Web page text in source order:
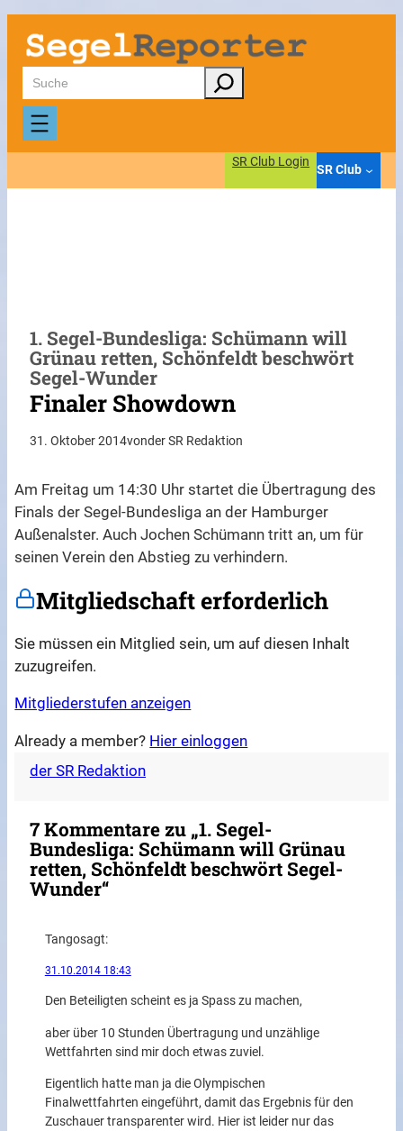
Zum
Inhalt
springen
Suchen
SR Club Login
SR Club
1. Segel-Bundesliga: Schümann will
Grünau retten, Schönfeldt beschwört
Segel-Wunder
Finaler Showdown
31. Oktober 2014vonder SR Redaktion
Am Freitag um 14:30 Uhr startet die Übertragung des
Finals der Segel-Bundesliga an der Hamburger
Außenalster. Auch Jochen Schümann tritt an, um für
seinen Verein den Abstieg zu verhindern.
Mitgliedschaft erforderlich
Sie müssen ein Mitglied sein, um auf diesen Inhalt
zuzugreifen.
Mitgliederstufen anzeigen
Already a member? Hier einloggen
der SR Redaktion
7 Kommentare zu „1. Segel-
Bundesliga: Schümann will Grünau
retten, Schönfeldt beschwört Segel-
Wunder“
Tangosagt:
31.10.2014 18:43
Den Beteiligten scheint es ja Spass zu machen,
aber über 10 Stunden Übertragung und unzählige
Wettfahrten sind mir doch etwas zuviel.
Eigentlich hatte man ja die Olympischen
Finalwettfahrten eingeführt, damit das Ergebnis für den
Zuschauer transparenter wird. Hier ist leider nur das